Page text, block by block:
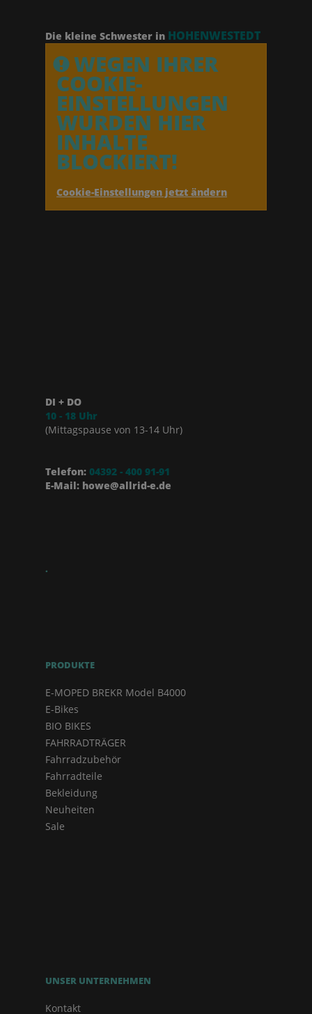
Die kleine Schwester in HOHENWESTEDT
WEGEN IHRER
COOKIE-
EINSTELLUNGEN
WURDEN HIER
INHALTE
BLOCKIERT!
Cookie-Einstellungen jetzt ändern
DI + DO
10 - 18 Uhr
(Mittagspause von 13-14 Uhr)
Telefon: 04392 - 400 91-91
E-Mail: howe@allrid-e.de
.
PRODUKTE
E-MOPED BREKR Model B4000
E-Bikes
BIO BIKES
FAHRRADTRÄGER
Fahrradzubehör
Fahrradteile
Bekleidung
Neuheiten
Sale
UNSER UNTERNEHMEN
Kontakt